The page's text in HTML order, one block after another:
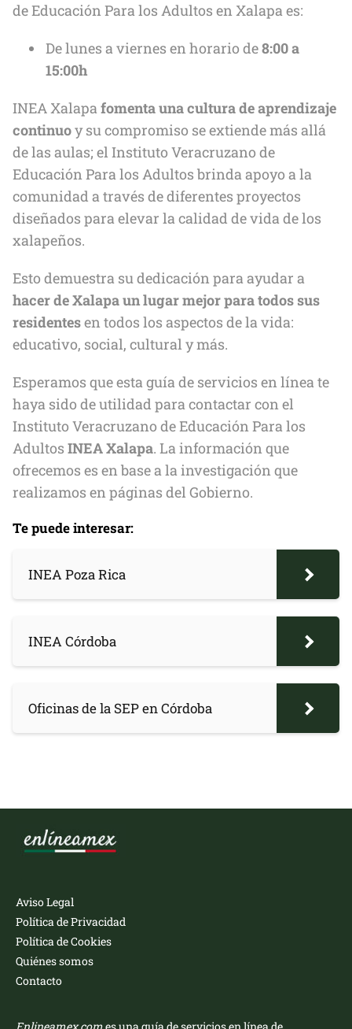
de Educación Para los Adultos en Xalapa es:
De lunes a viernes en horario de8:00 a
15:00h
INEA Xalapafomenta una cultura de aprendizaje
continuoy su compromiso se extiende más allá
de las aulas; el Instituto Veracruzano de
Educación Para los Adultos brinda apoyo a la
comunidad a través de diferentes proyectos
diseñados para elevar la calidad de vida de los
xalapeños.
Esto demuestra su dedicación para ayudar a
hacer de Xalapaun lugar mejor para todos sus
residentesen todos los aspectos de la vida:
educativo, social, cultural y más.
Esperamos que esta guía de servicios en línea te
haya sido de utilidad para contactar con el
Instituto Veracruzano de Educación Para los
Adultos INEA Xalapa. La información que
ofrecemos es en base a la investigación que
realizamos en páginas del Gobierno.
Te puede interesar:
INEA Poza Rica
INEA Córdoba
Oficinas de la SEP en Córdoba
Aviso Legal
Política de Privacidad
Política de Cookies
Quiénes somos
Contacto